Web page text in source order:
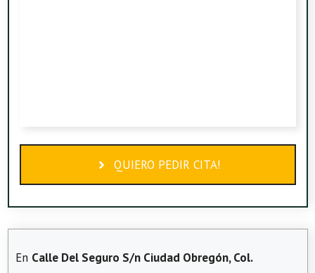
QUIERO PEDIR CITA!
En Calle Del Seguro S/n Ciudad Obregón, Col.